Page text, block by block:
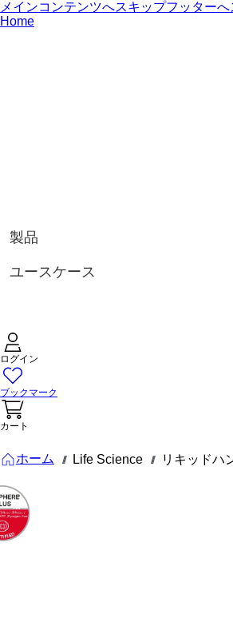
メインコンテンツへスキップフッターへ
Home
製品
ユースケース
ログイン
ブックマーク
カート
ホーム /// Life Science /// リキッドハ